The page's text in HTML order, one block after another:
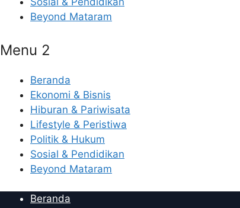
Beyond Mataram
Menu 2
Beranda
Ekonomi & Bisnis
Hiburan & Pariwisata
Lifestyle & Peristiwa
Politik & Hukum
Sosial & Pendidikan
Beyond Mataram
Beranda